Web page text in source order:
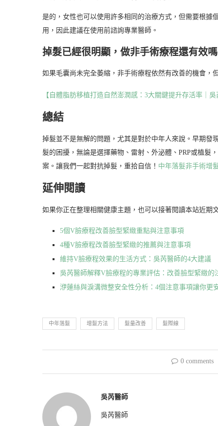
是的，女性也可以使用許多相同的治療方式，但需要根據
用，因此建議在使用前諮詢專業醫師。
掉髮已經很明顯，做非手術療程還有效
如果毛囊尚未完全萎縮，非手術療程依然有改善的機會，
【自體脂肪移植打造自然澎潤感：3大關鍵提升存活率｜
總結
掉髮並不是無解的問題，尤其是對於中年人來說。早期發
髮的困擾，無論是選擇藥物、雷射、外泌體、PRP或植髮
案。讓我們一起對抗掉髮，重拾自信！ 中年落髮非手術增
延伸閱讀
如果你正在整理相關健康主題，也可以接著閱讀本站近期
5個V臉療程改善臉型緊緻重點與注意事項
4種V臉療程改善臉型緊緻的推薦與注意事項
維持V臉療程效果的生活方式：吳芮醫師的4大建議
吳芮醫師解釋V臉療程的專業評估：改善臉型緊緻的
洢蓮絲與淚溝微整安全性分析：4個注意事項讓你更
中年落髮 增髮方法 髮量改善 髮際線
0 comments
吳芮醫師
吳芮醫師